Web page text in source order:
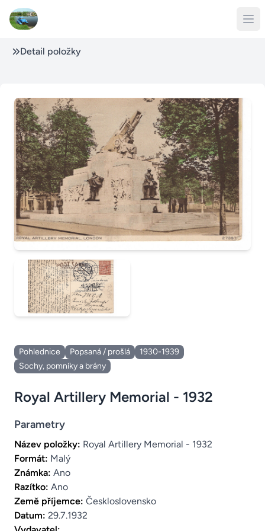
Detail položky
Pohlednice Popsaná / prošlá
1930-1939
Sochy, pomníky a brány
Royal Artillery Memorial - 1932
Parametry
Název položky: Royal Artillery Memorial - 1932
Formát: Malý
Známka: Ano
Razítko: Ano
Země příjemce: Českloslovensko
Datum: 29.7.1932